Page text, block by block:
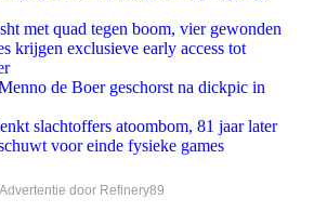
met quad tegen boom, vier gewonden
krijgen exclusieve early access tot
de Boer geschorst na dickpic in
slachtoffers atoombom, 81 jaar later
voor einde fysieke games
door Refinery89